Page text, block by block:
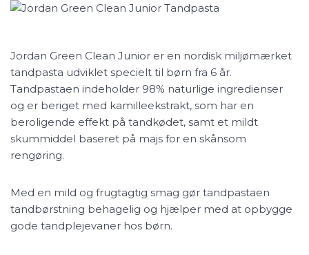
Jordan Green Clean Junior er en nordisk miljømærket
tandpasta udviklet specielt til børn fra 6 år.
Tandpastaen indeholder 98% naturlige ingredienser
og er beriget med kamilleekstrakt, som har en
beroligende effekt på tandkødet, samt et mildt
skummiddel baseret på majs for en skånsom
rengøring.
Med en mild og frugtagtig smag gør tandpastaen
tandbørstning behagelig og hjælper med at opbygge
gode tandplejevaner hos børn.